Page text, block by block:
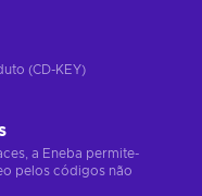
(CD-KEY)
a Eneba permite-
pelos códigos não